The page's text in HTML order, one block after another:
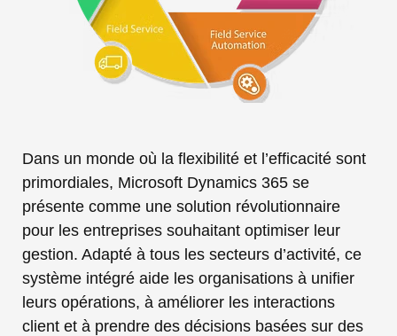
Dans un monde où la flexibilité et l’efficacité sont
primordiales, Microsoft Dynamics 365 se
présente comme une solution révolutionnaire
pour les entreprises souhaitant optimiser leur
gestion. Adapté à tous les secteurs d’activité, ce
système intégré aide les organisations à unifier
leurs opérations, à améliorer les interactions
client et à prendre des décisions basées sur des